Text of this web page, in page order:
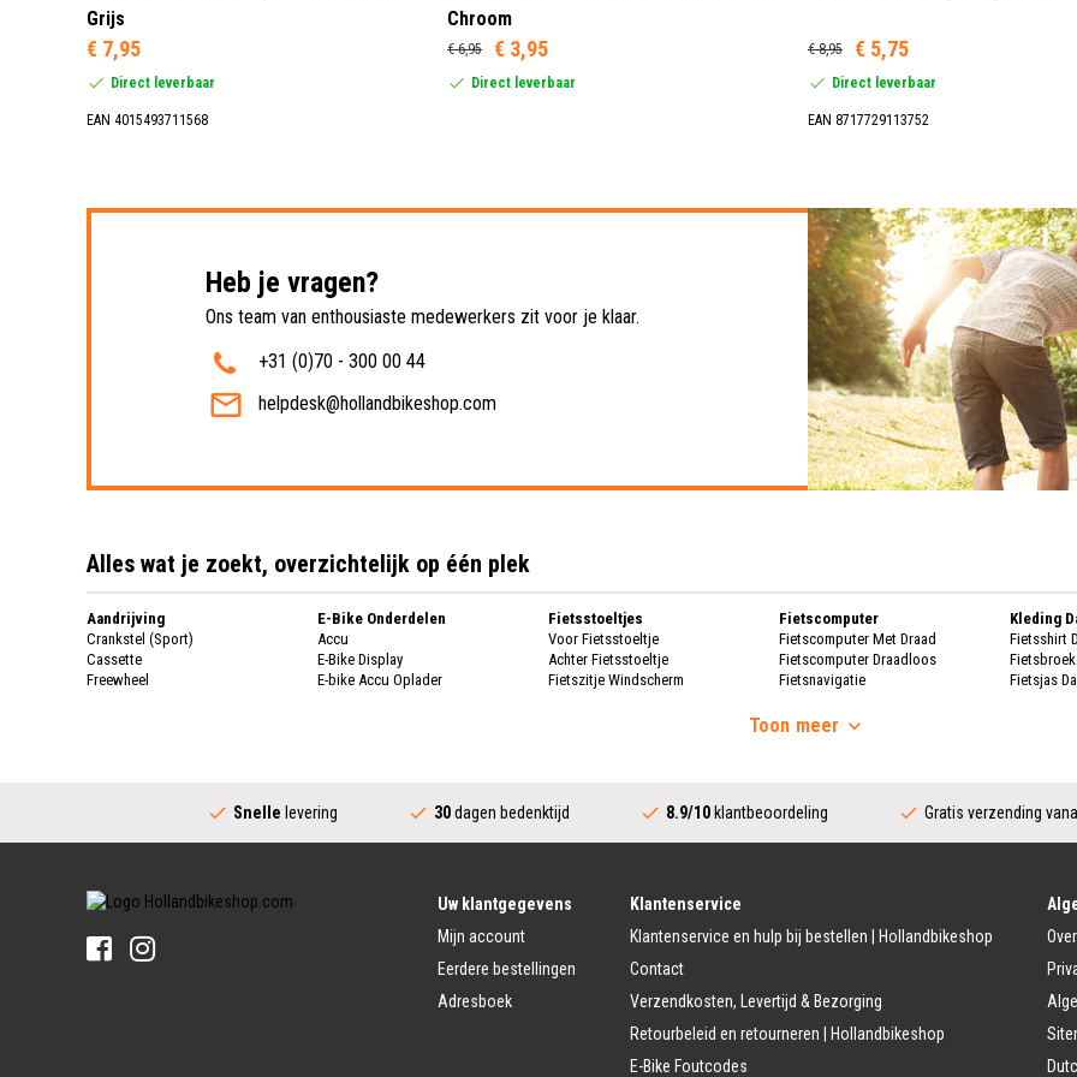
Grijs
€ 7,95
Direct leverbaar
EAN 4015493711568
Chroom
€ 6,95 € 3,95
Direct leverbaar
€ 8,95 € 5,75
Direct leverbaar
EAN 8717729113752
Heb je vragen?
Ons team van enthousiaste medewerkers zit voor je klaar.
+31 (0)70 - 300 00 44
helpdesk@hollandbikeshop.com
Alles wat je zoekt, overzichtelijk op één plek
Aandrijving
Crankstel (Sport)
Cassette
Freewheel
Versnellingshendel (Stads)
Buitenbanden
Fiets Binnenband
E-Bike Onderdelen
Accu
E-Bike Display
E-bike Accu Oplader
Stuur
Fietsstoeltjes
Voor Fietsstoeltje
Achter Fietsstoeltje
Fietszitje Windscherm
Fietssloten
Ringslot
Beugelslot
Fietstas
Dubbele Fietstassen
Enkele Fietstassen
Stuur Fietstassen
Fietscomputer
Fietscomputer Met Draad
Fietscomputer Draadloos
Fietsnavigatie
Voeding
Bescherming
Fietshoes
Fietstrainers
Handwarmer/Handmof
Kinder Accessoires
Kleding
Fietsshirt
Fietsbroek
Fietsjas
Poncho
Fietsbroek
Fietsjas
Fietshelm
Toon meer
Snelle levering 30dagen bedenktijd 8.9/10klantbeoordeling Gratis verzending
Uw klantgegevens
Mijn account
Eerdere bestellingen
Adresboek
Klantenservice
Klantenservice en hulp bij bestellen | Hollandbikeshop
Contact
Verzendkosten, Levertijd & Bezorging
Retourbeleid en retourneren | Hollandbikeshop
E-Bike Foutcodes